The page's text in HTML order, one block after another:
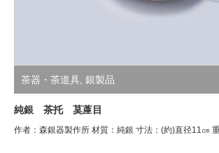
茶器・茶道具 銀製品
純銀 茶托 茣蓙目
作者：森銀器製作所 材質：純銀 寸法：(約)直径11㎝